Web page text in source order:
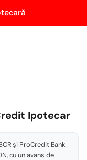
Ipotecar
și ProCredit Bank
cu un avans de